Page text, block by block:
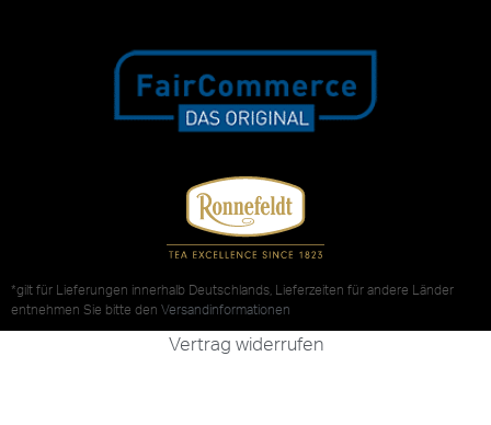
*gilt für Lieferungen innerhalb Deutschlands, Lieferzeiten für andere Länder
entnehmen Sie bitte den Versandinformationen
Vertrag widerrufen